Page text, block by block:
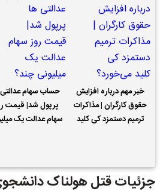
خبر مهم درباره افزایش
حقوق کارگران | مذاکرات
ترمیم دستمزد کی کلید
حساب سهام
پرپول شد| قیمت
سهام عدالت یک
جزئیات قتل هولناک